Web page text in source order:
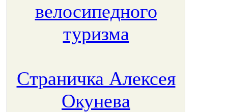
велосипедного
туризма
Страничка Алексея
Окунева